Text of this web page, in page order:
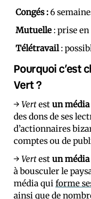
Congés : 6
Mutuelle : prise
Télétravail:
Pourquoi c’est
Vert ?
→Vertestun
des dons de ses
d’actionnaires
comptes ou de
→Vertestun
à bousculer le
média qui forme
ainsi que de